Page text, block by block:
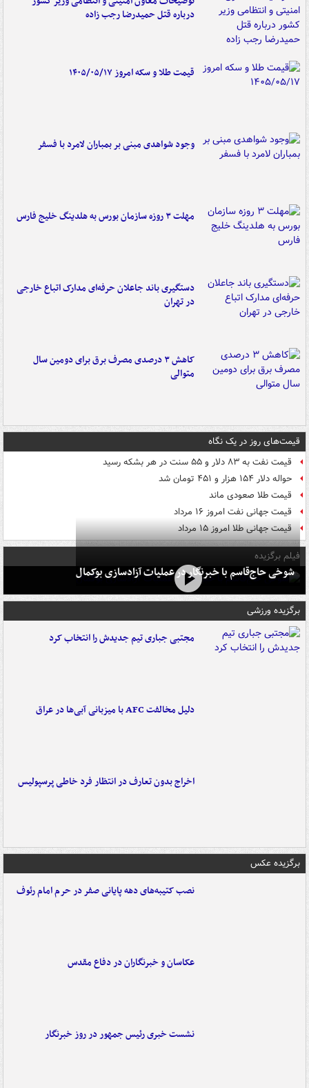
درباره قتل حمیدرضا رجب زاده
قیمت طلا و سکه امروز ۱۴۰۵/۰۵/۱۷
وجود شواهدی مبنی بر بمباران لامرد با فسفر
مهلت ۳ روزه سازمان بورس به هلدینگ خلیج فارس
دستگیری باند جاعلان حرفه‌ای مدارک اتباع خارجی
در تهران
کاهش ۳ درصدی مصرف برق برای دومین سال
متوالی
قیمت‌های روز در یک نگاه
قیمت نفت به ۸۳ دلار و ۵۵ سنت در هر بشکه رسید
حواله دلار ۱۵۴ هزار و ۴۵۱ تومان شد
قیمت طلا صعودی ماند
قیمت جهانی نفت امروز ۱۶ مرداد
قیمت جهانی طلا امروز ۱۵ مرداد
فیلم برگزیده
شوخی حاج‌قاسم با خبرنگار در عملیات آزادسازی بوکمال
برگزیده ورزشی
مجتبی جباری تیم جدیدش را انتخاب کرد
دلیل مخالفت AFC با میزبانی آبی‌ها در عراق
اخراج بدون تعارف در انتظار فرد خاطی پرسپولیس
برگزیده عکس
نصب کتیبه‌های دهه پایانی صفر در حرم امام رئوف
عکاسان و خبرنگاران در دفاع مقدس
نشست خبری رئیس جمهور در روز خبرنگار